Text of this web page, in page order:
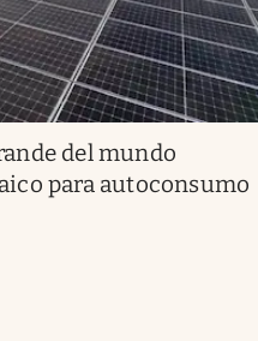
del mundo
para autoconsumo